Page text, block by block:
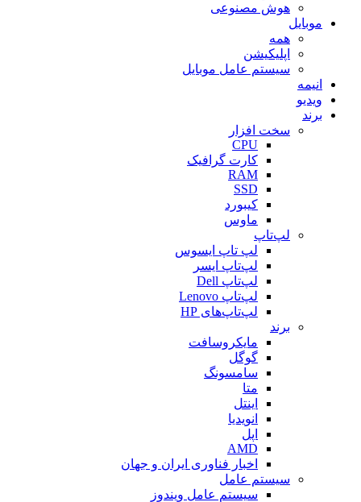
هوش مصنوعی
موبایل
همه
اپلیکیشن
سیستم عامل موبایل
انیمه
ویدیو
برند
سخت افزار
CPU
کارت گرافیک
RAM
SSD
کیبورد
ماوس
لپ‌تاپ
لپ تاپ ایسوس
لپ‌تاپ ایسر
لپ‌تاپ Dell
لپ‌تاپ Lenovo
لپ‌تاپ‌های HP
برند
مایکروسافت
گوگل
سامسونگ
متا
اینتل
انویدیا
اپل
AMD
اخبار فناوری ایران و جهان
سیستم عامل
سیستم عامل ویندوز